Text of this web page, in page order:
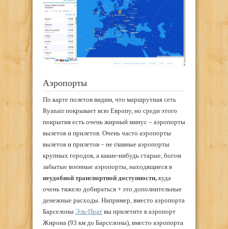
Аэропорты
По карте полетов видим, что маршрутная сеть
Ryanair покрывает всю Европу, но среди этого
покрытия есть очень жирный минус – аэропорты
вылетов и прилетов. Очень часто аэропорты
вылетов и прилетов – не главные аэропорты
крупных городов, а какие-нибудь старые, богом
забытые военные аэропорты, находящиеся в
неудобной транспортной доступности, куда
очень тяжело добираться + это дополнительные
денежные расходы. Например, вместо аэропорта
Барселоны Эль-Прат вы прилетите в аэропорт
Жирона (93 км до Барселоны), вместо аэропорта